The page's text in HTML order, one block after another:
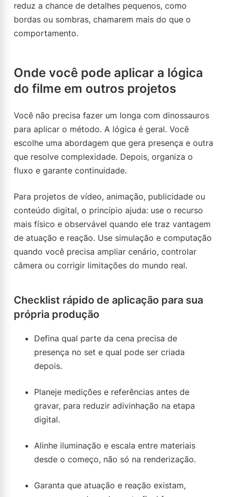
reduz a chance de detalhes pequenos, como
bordas ou sombras, chamarem mais do que o
comportamento.
Onde você pode aplicar a lógica
do filme em outros projetos
Você não precisa fazer um longa com dinossauros
para aplicar o método. A lógica é geral. Você
escolhe uma abordagem que gera presença e outra
que resolve complexidade. Depois, organiza o
fluxo e garante continuidade.
Para projetos de vídeo, animação, publicidade ou
conteúdo digital, o princípio ajuda: use o recurso
mais físico e observável quando ele traz vantagem
de atuação e reação. Use simulação e computação
quando você precisa ampliar cenário, controlar
câmera ou corrigir limitações do mundo real.
Checklist rápido de aplicação para sua
própria produção
Defina qual parte da cena precisa de
presença no set e qual pode ser criada
depois.
Planeje medições e referências antes de
gravar, para reduzir adivinhação na etapa
digital.
Alinhe iluminação e escala entre materiais
desde o começo, não só na renderização.
Garanta que atuação e reação existam,